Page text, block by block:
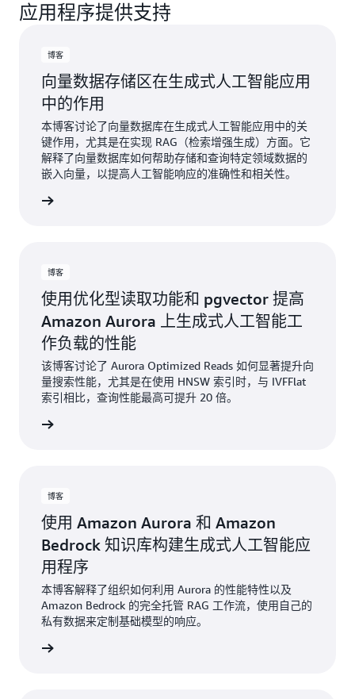
应用程序提供支持
博客
向量数据存储区在生成式人工智能应用
中的作用
本博客讨论了向量数据库在生成式人工智能应用中的关
键作用，尤其是在实现 RAG（检索增强生成）方面。它
解释了向量数据库如何帮助存储和查询特定领域数据的
嵌入向量，以提高人工智能响应的准确性和相关性。
博客
使用优化型读取功能和 pgvector 提高
Amazon Aurora 上生成式人工智能工
作负载的性能
该博客讨论了 Aurora Optimized Reads 如何显著提升向
量搜索性能，尤其是在使用 HNSW 索引时，与 IVFFlat
索引相比，查询性能最高可提升 20 倍。
博客
使用 Amazon Aurora 和 Amazon
Bedrock 知识库构建生成式人工智能应
用程序
本博客解释了组织如何利用 Aurora 的性能特性以及
Amazon Bedrock 的完全托管 RAG 工作流，使用自己的
私有数据来定制基础模型的响应。